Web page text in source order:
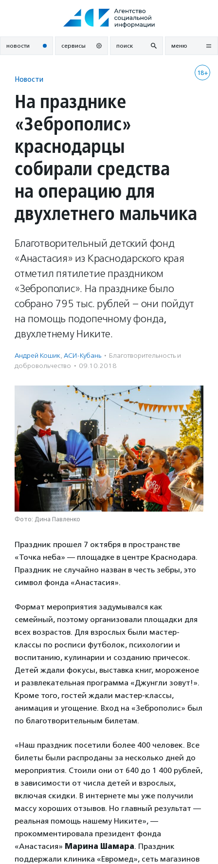
новости сервисы поиск меню
18+
Новости
На празднике
«Зеброполис»
краснодарцы
собирали средства
на операцию для
двухлетнего мальчика
Благотворительный детский фонд
«Анастасия» из Краснодарского края
отметил пятилетие праздником
«Зеброполис». На празднике было
собрано 795 тыс. рублей – они пойдут
на помощь подопечному фонда,
двухлетнему Никите.
Андрей Кошик, АСИ-Кубань · Благотвори­тель­ность и
доброволь­чест­во · 09.10.2018
Фото: Дина Павленко
Праздник прошел 7 октября в пространстве
«Точка неба» — площадке в центре Краснодара.
Праздник не случайно назван в честь зебры, это
символ фонда «Анастасия».
Формат мероприятия задумывался как
семейный, поэтому организовали площадки для
всех возрастов. Для взрослых были мастер-
классы по росписи футболок, психологии и
воспитанию, кулинарии и созданию причесок.
Детей ждали фокусы, выставка книг, мороженое
и развлекательная программа «Джунгли зовут!».
Кроме того, гостей ждали мастер-классы,
анимация и угощение. Вход на «Зеброполис» был
по благотворительным билетам.
«Наш праздник посетили более 400 человек. Все
билеты были распроданы за несколько дней до
мероприятия. Стоили они от 640 до 1 400 рублей,
в зависимости от числа детей и взрослых,
включая скидки. В интернете мы уже получили
массу хороших отзывов. Но главный результат —
реальная помощь нашему Никите», —
прокомментировала президент фонда
«Анастасия» Марина Шамара. Праздник
поддержали клиника «Евромед», сеть магазинов